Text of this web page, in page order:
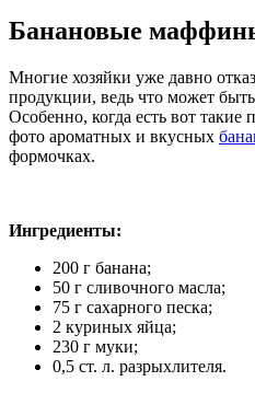
Банановые
Многие хозяйки уже давно
продукции, ведь что может
Особенно, когда есть вот
фото ароматных и вкусных
формочках.
Ингредиенты:
200 г банана;
50 г сливочного масла;
75 г сахарного песка;
2 куриных яйца;
230 г муки;
0,5 ст. л. разрыхлителя.